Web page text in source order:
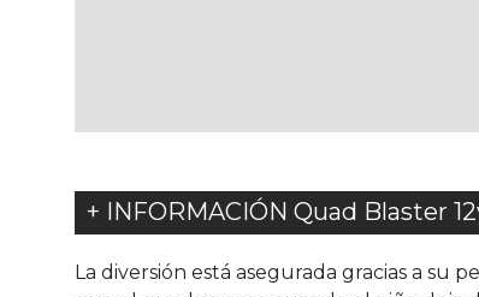
+ INFORMACIÓN Quad Blaster
La diversión está asegurada gracias a